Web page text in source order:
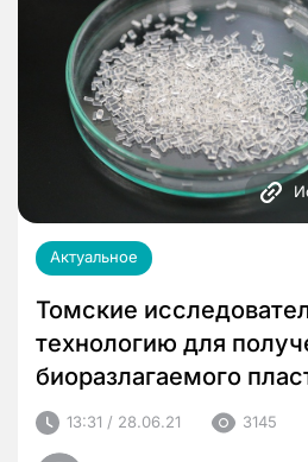
Актуальное
Томские
технологию для
биоразлагаемого
13:31 / 28.06.21 3145